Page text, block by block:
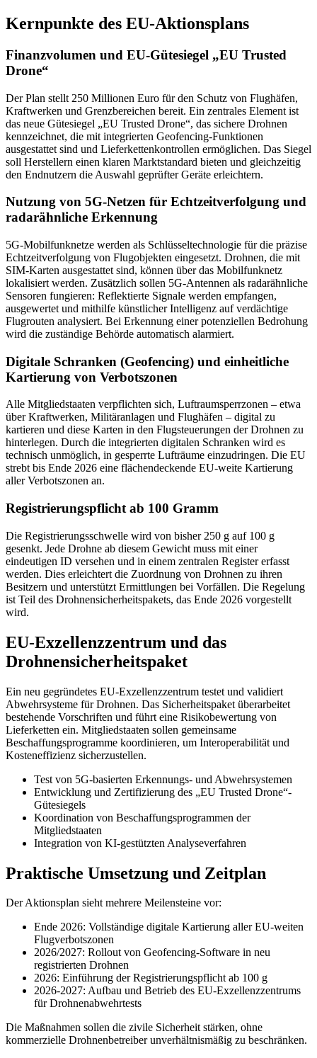
Kernpunkte des EU-Aktionsplans
Finanzvolumen und EU-Gütesiegel „EU Trusted
Drone“
Der Plan stellt 250 Millionen Euro für den Schutz von Flughäfen,
Kraftwerken und Grenzbereichen bereit. Ein zentrales Element ist
das neue Gütesiegel „EU Trusted Drone“, das sichere Drohnen
kennzeichnet, die mit integrierten Geofencing-Funktionen
ausgestattet sind und Lieferkettenkontrollen ermöglichen. Das Siegel
soll Herstellern einen klaren Marktstandard bieten und gleichzeitig
den Endnutzern die Auswahl geprüfter Geräte erleichtern.
Nutzung von 5G-Netzen für Echtzeitverfolgung und
radarähnliche Erkennung
5G-Mobilfunknetze werden als Schlüsseltechnologie für die präzise
Echtzeitverfolgung von Flugobjekten eingesetzt. Drohnen, die mit
SIM-Karten ausgestattet sind, können über das Mobilfunknetz
lokalisiert werden. Zusätzlich sollen 5G-Antennen als radarähnliche
Sensoren fungieren: Reflektierte Signale werden empfangen,
ausgewertet und mithilfe künstlicher Intelligenz auf verdächtige
Flugrouten analysiert. Bei Erkennung einer potenziellen Bedrohung
wird die zuständige Behörde automatisch alarmiert.
Digitale Schranken (Geofencing) und einheitliche
Kartierung von Verbotszonen
Alle Mitgliedstaaten verpflichten sich, Luftraumsperrzonen – etwa
über Kraftwerken, Militäranlagen und Flughäfen – digital zu
kartieren und diese Karten in den Flugsteuerungen der Drohnen zu
hinterlegen. Durch die integrierten digitalen Schranken wird es
technisch unmöglich, in gesperrte Lufträume einzudringen. Die EU
strebt bis Ende 2026 eine flächendeckende EU-weite Kartierung
aller Verbotszonen an.
Registrierungspflicht ab 100 Gramm
Die Registrierungsschwelle wird von bisher 250 g auf 100 g
gesenkt. Jede Drohne ab diesem Gewicht muss mit einer
eindeutigen ID versehen und in einem zentralen Register erfasst
werden. Dies erleichtert die Zuordnung von Drohnen zu ihren
Besitzern und unterstützt Ermittlungen bei Vorfällen. Die Regelung
ist Teil des Drohnensicherheitspakets, das Ende 2026 vorgestellt
wird.
EU-Exzellenzzentrum und das
Drohnensicherheitspaket
Ein neu gegründetes EU-Exzellenzzentrum testet und validiert
Abwehrsysteme für Drohnen. Das Sicherheitspaket überarbeitet
bestehende Vorschriften und führt eine Risikobewertung von
Lieferketten ein. Mitgliedstaaten sollen gemeinsame
Beschaffungsprogramme koordinieren, um Interoperabilität und
Kosteneffizienz sicherzustellen.
Test von 5G-basierten Erkennungs- und Abwehrsystemen
Entwicklung und Zertifizierung des „EU Trusted Drone“-
Gütesiegels
Koordination von Beschaffungsprogrammen der
Mitgliedstaaten
Integration von KI-gestützten Analyseverfahren
Praktische Umsetzung und Zeitplan
Der Aktionsplan sieht mehrere Meilensteine vor:
Ende 2026: Vollständige digitale Kartierung aller EU-weiten
Flugverbotszonen
2026/2027: Rollout von Geofencing-Software in neu
registrierten Drohnen
2026: Einführung der Registrierungspflicht ab 100 g
2026-2027: Aufbau und Betrieb des EU-Exzellenzzentrums
für Drohnenabwehrtests
Die Maßnahmen sollen die zivile Sicherheit stärken, ohne
kommerzielle Drohnenbetreiber unverhältnismäßig zu beschränken.